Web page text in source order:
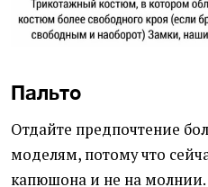
Пальто
Отдайте предпочтение
моделям, потому что
капюшона и не на молнии.